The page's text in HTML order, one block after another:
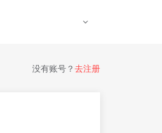
没有账号？ 去注册